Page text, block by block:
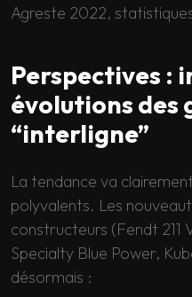
Agreste 2022,
Perspectives :
évolutions des
“interligne”
La tendance va
polyvalents. Les
constructeurs (Fendt 211
Specialty Blue Power,
désormais :